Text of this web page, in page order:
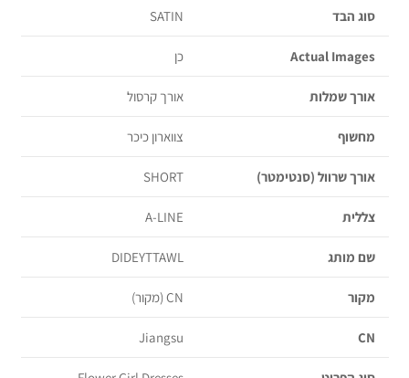
סוג הבד SATIN
Actual Images כן
אורך שמלות אורך קרסול
מחשוף צווארון כיכר
אורך שרוול (סנטימטר) SHORT
צללית A-LINE
שם מותג DIDEYTTAWL
מקור CN (מקור)
CN
Jiangsu